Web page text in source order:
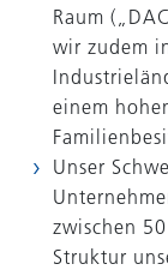
Raum
wir zudem
einem
Unser
zwischen
Struktur